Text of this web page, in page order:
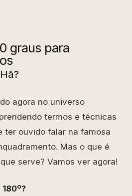
graus para
agora no universo
termos e técnicas
ter ouvido falar na famosa
Mas o que é
serve? Vamos ver agora!